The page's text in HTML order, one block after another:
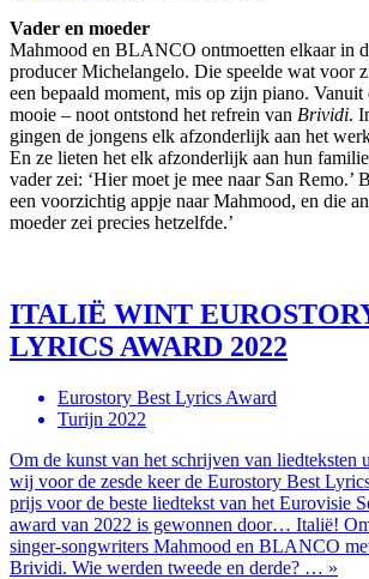
Vader en moeder
Mahmood en BLANCO ontmoetten elkaar in
producer Michelangelo. Die speelde wat voor
een bepaald moment, mis op zijn piano. Vanuit
mooie – noot ontstond het refrein van Brividi.
gingen de jongens elk afzonderlijk aan het
En ze lieten het elk afzonderlijk aan hun
vader zei: ‘Hier moet je mee naar San
een voorzichtig appje naar Mahmood, en die
moeder zei precies hetzelfde.’
ITALIË WINT
LYRICS AWARD 2022
Eurostory Best Lyrics Award
Turijn 2022
Om de kunst van het schrijven van liedteksten
wij voor de zesde keer de Eurostory Best
prijs voor de beste liedtekst van het Eurovisie
award van 2022 is gewonnen door… Italië!
singer-songwriters Mahmood en BLANCO
Brividi. Wie werden tweede en derde? … »